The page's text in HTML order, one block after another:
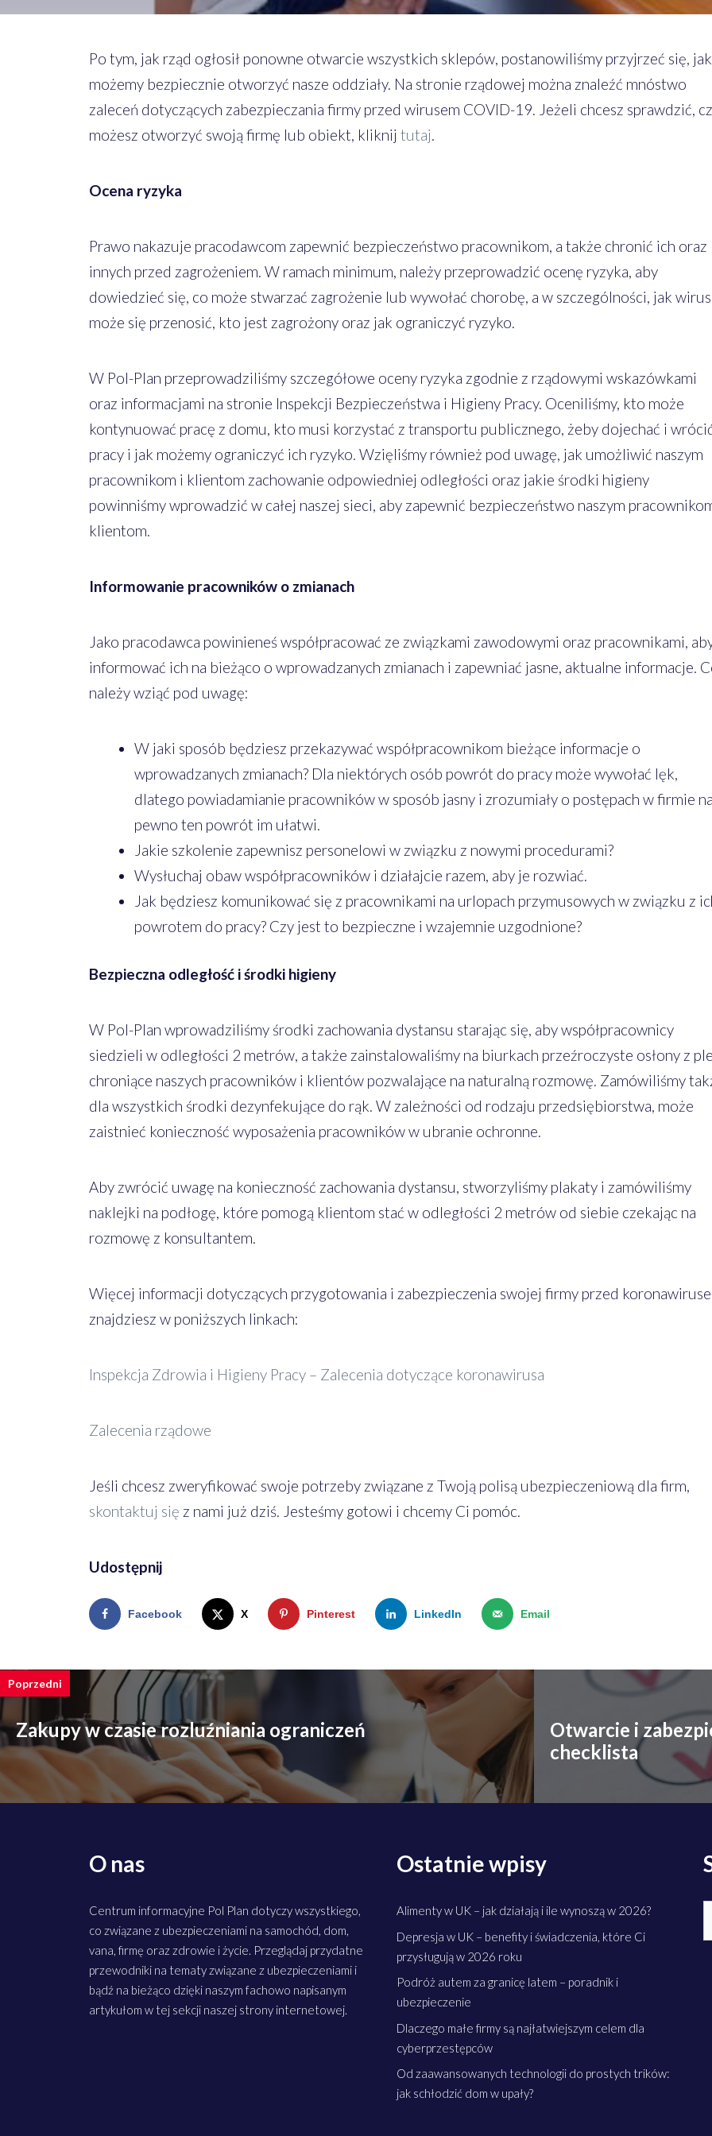
Po tym, jak rząd ogłosił ponowne otwarcie wszystkich sklepów, postanowiliśmy przyjrzeć się, jak
możemy bezpiecznie otworzyć nasze oddziały. Na stronie rządowej można znaleźć mnóstwo
zaleceń dotyczących zabezpieczania firmy przed wirusem COVID-19. Jeżeli chcesz sprawdzić,
możesz otworzyć swoją firmę lub obiekt, kliknij tutaj.
Ocena ryzyka
Prawo nakazuje pracodawcom zapewnić bezpieczeństwo pracownikom, a także chronić ich oraz
innych przed zagrożeniem. W ramach minimum, należy przeprowadzić ocenę ryzyka, aby
dowiedzieć się, co może stwarzać zagrożenie lub wywołać chorobę, a w szczególności, jak wirus
może się przenosić, kto jest zagrożony oraz jak ograniczyć ryzyko.
W Pol-Plan przeprowadziliśmy szczegółowe oceny ryzyka zgodnie z rządowymi wskazówkami
oraz informacjami na stronie Inspekcji Bezpieczeństwa i Higieny Pracy. Oceniliśmy, kto może
kontynuować pracę z domu, kto musi korzystać z transportu publicznego, żeby dojechać i
pracy i jak możemy ograniczyć ich ryzyko. Wzięliśmy również pod uwagę, jak umożliwić naszym
pracownikom i klientom zachowanie odpowiedniej odległości oraz jakie środki higieny
powinniśmy wprowadzić w całej naszej sieci, aby zapewnić bezpieczeństwo naszym
klientom.
Informowanie pracowników o zmianach
Jako pracodawca powinieneś współpracować ze związkami zawodowymi oraz pracownikami,
informować ich na bieżąco o wprowadzanych zmianach i zapewniać jasne, aktualne informacje.
należy wziąć pod uwagę:
W jaki sposób będziesz przekazywać współpracownikom bieżące informacje o
wprowadzanych zmianach? Dla niektórych osób powrót do pracy może wywołać lęk,
dlatego powiadamianie pracowników w sposób jasny i zrozumiały o postępach w firmie na
pewno ten powrót im ułatwi.
Jakie szkolenie zapewnisz personelowi w związku z nowymi procedurami?
Wysłuchaj obaw współpracowników i działajcie razem, aby je rozwiać.
Jak będziesz komunikować się z pracownikami na urlopach przymusowych w związku z
powrotem do pracy? Czy jest to bezpieczne i wzajemnie uzgodnione?
Bezpieczna odległość i środki higieny
W Pol-Plan wprowadziliśmy środki zachowania dystansu starając się, aby współpracownicy
siedzieli w odległości 2 metrów, a także zainstalowaliśmy na biurkach przeźroczyste osłony z
chroniące naszych pracowników i klientów pozwalające na naturalną rozmowę. Zamówiliśmy
dla wszystkich środki dezynfekujące do rąk. W zależności od rodzaju przedsiębiorstwa, może
zaistnieć konieczność wyposażenia pracowników w ubranie ochronne.
Aby zwrócić uwagę na konieczność zachowania dystansu, stworzyliśmy plakaty i zamówiliśmy
naklejki na podłogę, które pomogą klientom stać w odległości 2 metrów od siebie czekając na
rozmowę z konsultantem.
Więcej informacji dotyczących przygotowania i zabezpieczenia swojej firmy przed
znajdziesz w poniższych linkach:
Inspekcja Zdrowia i Higieny Pracy – Zalecenia dotyczące koronawirusa
Zalecenia rządowe
Jeśli chcesz zweryfikować swoje potrzeby związane z Twoją polisą ubezpieczeniową dla firm,
skontaktuj się z nami już dziś. Jesteśmy gotowi i chcemy Ci pomóc.
Udostępnij
Facebook X Pinterest LinkedIn Email
Poprzedni
Zakupy w czasie rozluźniania ograniczeń
Otwarcie i
checklista
O nas
Centrum informacyjne Pol Plan dotyczy wszystkiego,
co związane z ubezpieczeniami na samochód, dom,
vana, firmę oraz zdrowie i życie. Przeglądaj przydatne
przewodniki na tematy związane z ubezpieczeniami i
bądź na bieżąco dzięki naszym fachowo napisanym
artykułom w tej sekcji naszej strony internetowej.
Ostatnie wpisy
Alimenty w UK – jak działają i ile wynoszą w 2026?
Depresja w UK – benefity i świadczenia, które Ci
przysługują w 2026 roku
Podróż autem za granicę latem – poradnik i
ubezpieczenie
Dlaczego małe firmy są najłatwiejszym celem dla
cyberprzestępców
Od zaawansowanych technologii do prostych trików:
jak schłodzić dom w upały?